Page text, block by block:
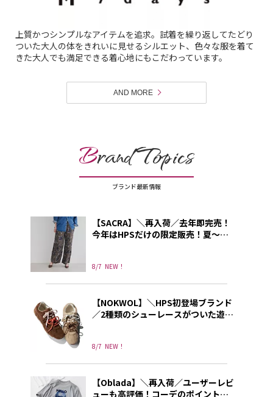
上質かつシンプルなアイテムを追求。試着を繰り返してたどり
ついた大人の体をきれいに見せるシルエット、色々な服を着て
きた大人でも満足できる着心地にもこだわっています。
AND MORE
Brand Topics
ブランド最新情報
8/7 NEW！
【SACRA】＼再入荷／去年即完売！
今年はHPSだけの限定販売！夏～秋
8/7 NEW！
【NOKWOL】＼HPS初登場ブランド
／2種類のシューレースがついた遊び
【Oblada】＼再入荷／ユーザーレビ
ューも高評価！コーデのポイントに